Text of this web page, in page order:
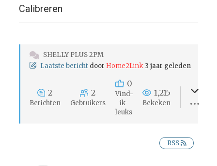
Calibreren
SHELLY PLUS 2PM
Laatste bericht door Home2Link 3 jaar geleden
2
Berichten
2
Gebruikers
0
Vind-
ik-
leuks
1,215
Bekeken
RSS